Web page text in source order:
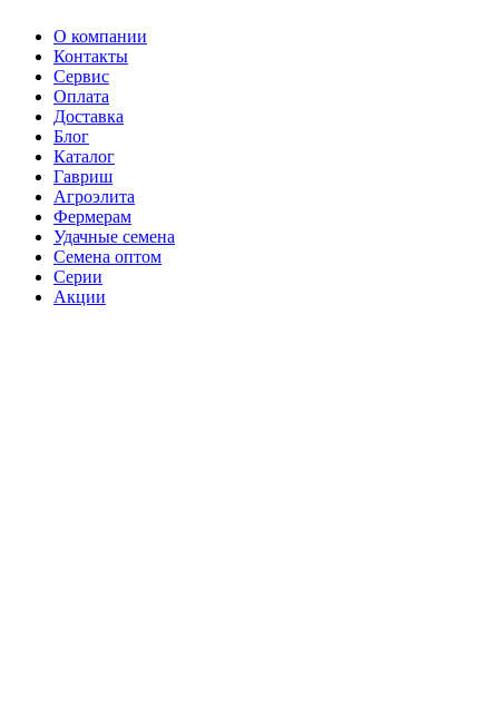
О компании
Контакты
Сервис
Оплата
Доставка
Блог
Каталог
Гавриш
Агроэлита
Фермерам
Удачные семена
Семена оптом
Серии
Акции